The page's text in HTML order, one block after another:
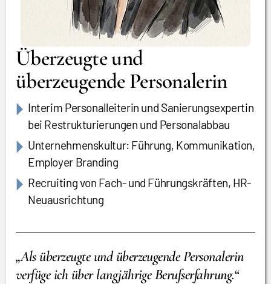
Überzeugte und
überzeugende Personalerin
Interim Personalleiterin und Sanierungsexpertin
bei Restrukturierungen und Personalabbau
Unternehmenskultur: Führung, Kommunikation,
Employer Branding
Recruiting von Fach- und Führungskräften, HR-
Neuausrichtung
„Als überzeugte und überzeugende Personalerin
verfüge ich über langjährige Berufserfahrung.“